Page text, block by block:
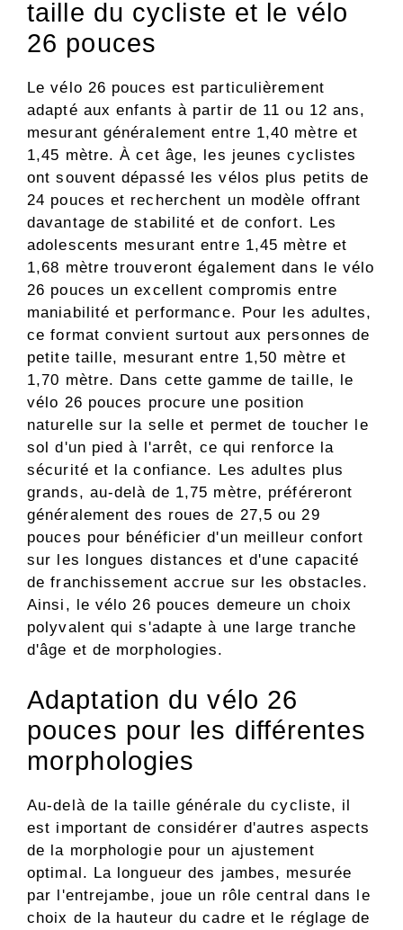
taille du cycliste et le vélo
26 pouces
Le vélo 26 pouces est particulièrement
adapté aux enfants à partir de 11 ou 12 ans,
mesurant généralement entre 1,40 mètre et
1,45 mètre. À cet âge, les jeunes cyclistes
ont souvent dépassé les vélos plus petits de
24 pouces et recherchent un modèle offrant
davantage de stabilité et de confort. Les
adolescents mesurant entre 1,45 mètre et
1,68 mètre trouveront également dans le vélo
26 pouces un excellent compromis entre
maniabilité et performance. Pour les adultes,
ce format convient surtout aux personnes de
petite taille, mesurant entre 1,50 mètre et
1,70 mètre. Dans cette gamme de taille, le
vélo 26 pouces procure une position
naturelle sur la selle et permet de toucher le
sol d'un pied à l'arrêt, ce qui renforce la
sécurité et la confiance. Les adultes plus
grands, au-delà de 1,75 mètre, préféreront
généralement des roues de 27,5 ou 29
pouces pour bénéficier d'un meilleur confort
sur les longues distances et d'une capacité
de franchissement accrue sur les obstacles.
Ainsi, le vélo 26 pouces demeure un choix
polyvalent qui s'adapte à une large tranche
d'âge et de morphologies.
Adaptation du vélo 26
pouces pour les différentes
morphologies
Au-delà de la taille générale du cycliste, il
est important de considérer d'autres aspects
de la morphologie pour un ajustement
optimal. La longueur des jambes, mesurée
par l'entrejambe, joue un rôle central dans le
choix de la hauteur du cadre et le réglage de